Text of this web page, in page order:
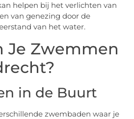
helpen bij het verlichten van
van genezing door de
van het water.
Je Zwemmen
in de Buurt
zwembaden waar je